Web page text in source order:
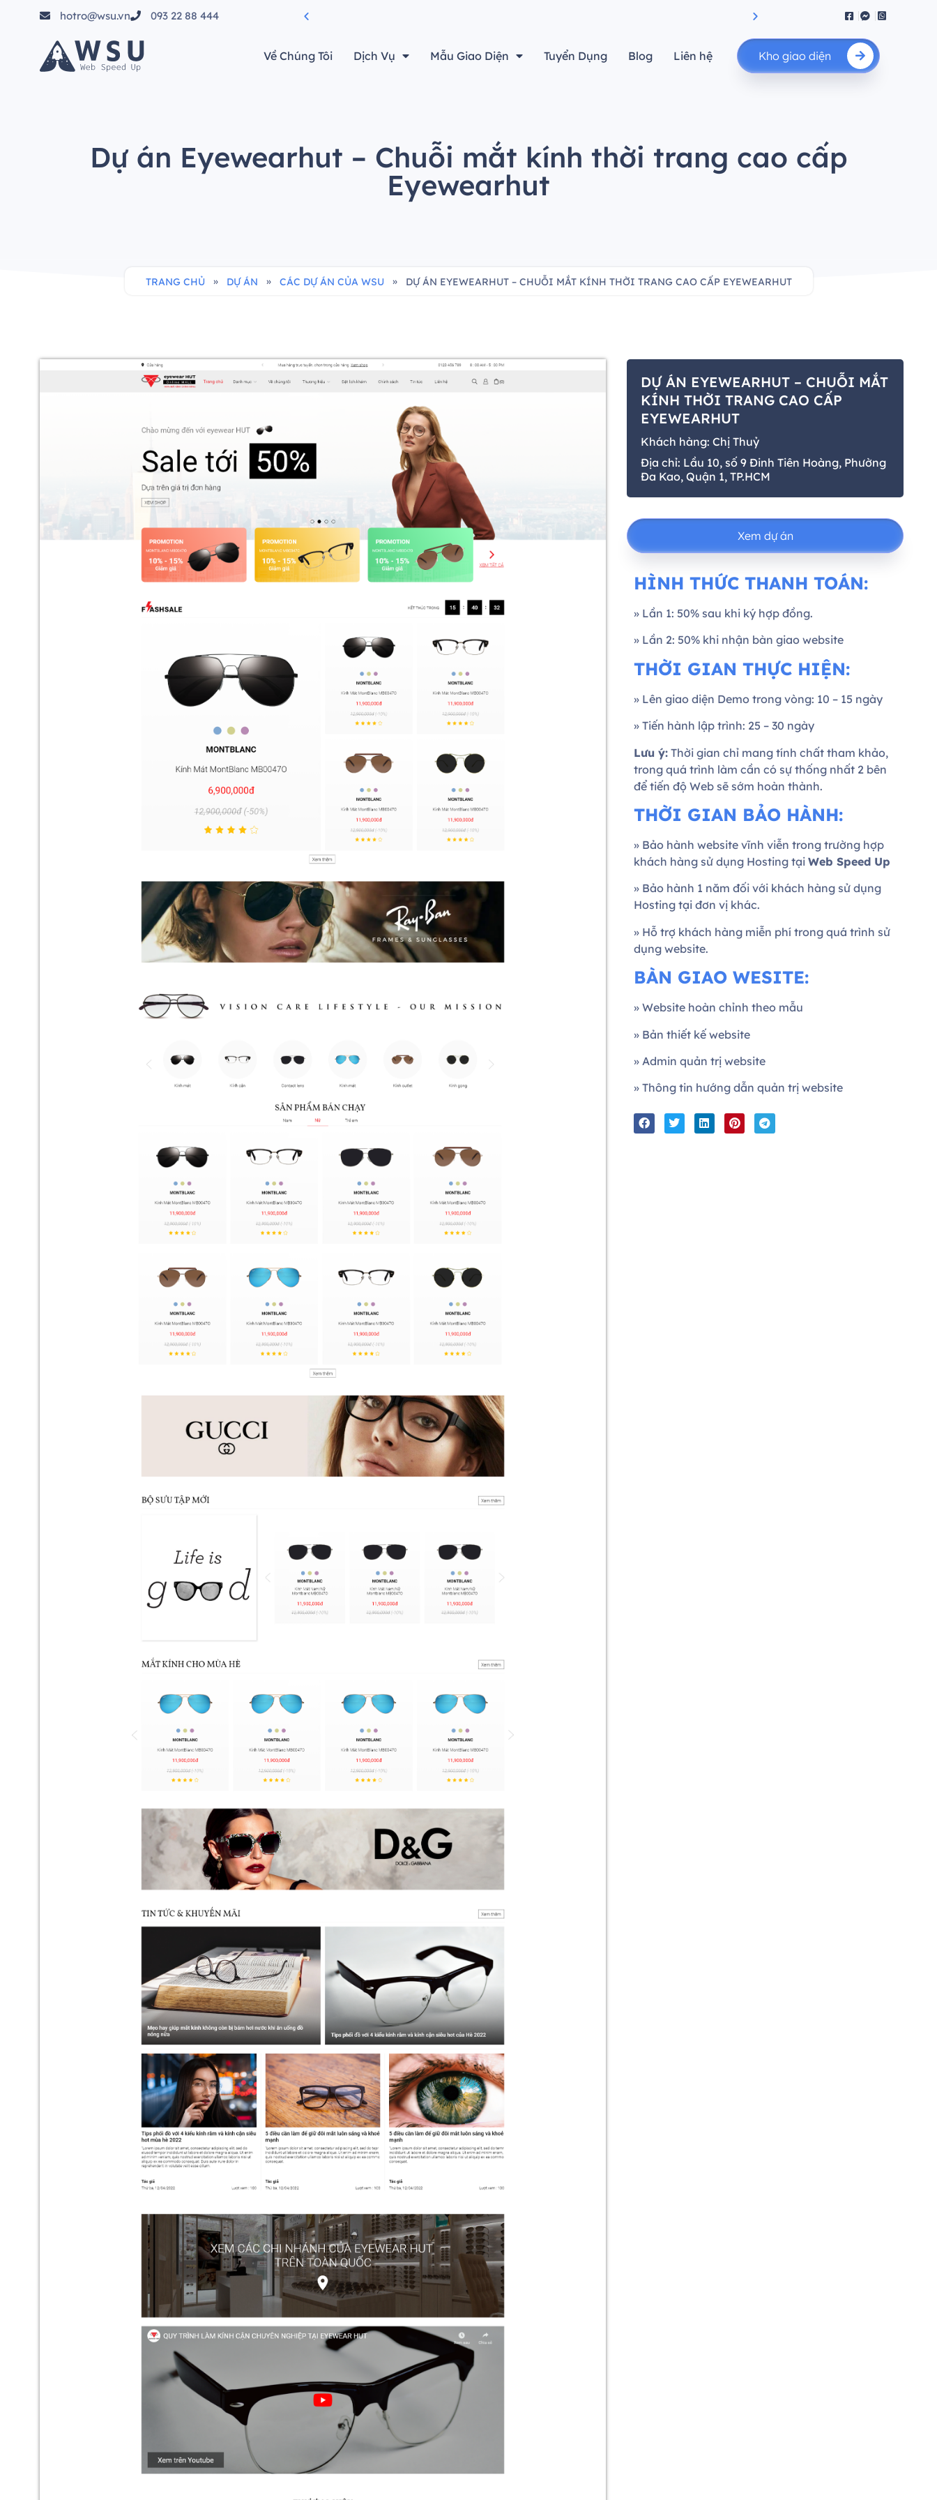
hotro@wsu.vn
093 22 88 444
Về Chúng Tôi Dịch Vụ Mẫu Giao Diện Tuyển Dụng Blog Liên hệ Kho giao diện
Dự án Eyewearhut – Chuỗi mắt kính thời trang cao cấp
Eyewearhut
TRANG CHỦ » DỰ ÁN » CÁC DỰ ÁN CỦA WSU » DỰ ÁN EYEWEARHUT – CHUỖI MẮT KÍNH THỜI TRANG CAO CẤP EYEWEARHUT
DỰ ÁN EYEWEARHUT – CHUỖI MẮT
KÍNH THỜI TRANG CAO CẤP
EYEWEARHUT
Khách hàng: Chị Thuỷ
Địa chỉ: Lầu 10, số 9 Đinh Tiên Hoàng, Phường
Đa Kao, Quận 1, TP.HCM
Xem dự án
HÌNH THỨC THANH TOÁN:
» Lần 1: 50% sau khi ký hợp đồng.
» Lần 2: 50% khi nhận bàn giao website
THỜI GIAN THỰC HIỆN:
» Lên giao diện Demo trong vòng: 10 – 15 ngày
» Tiến hành lập trình: 25 – 30 ngày
Lưu ý: Thời gian chỉ mang tính chất tham khảo,
trong quá trình làm cần có sự thống nhất 2 bên
để tiến độ Web sẽ sớm hoàn thành.
THỜI GIAN BẢO HÀNH:
» Bảo hành website vĩnh viễn trong trường hợp
khách hàng sử dụng Hosting tạiWeb Speed Up
» Bảo hành 1 năm đối với khách hàng sử dụng
Hosting tại đơn vị khác.
» Hỗ trợ khách hàng miễn phí trong quá trình sử
dụng website.
BÀN GIAO WESITE:
» Website hoàn chỉnh theo mẫu
» Bản thiết kế website
» Admin quản trị website
» Thông tin hướng dẫn quản trị website